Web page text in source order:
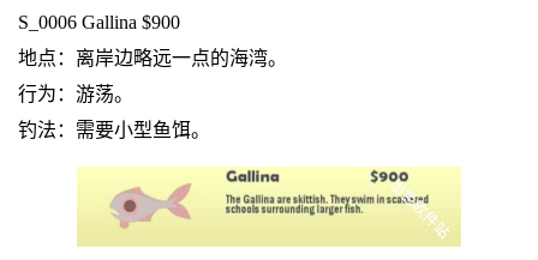
S_0006 Gallina $900
地点：离岸边略远一点的海湾。
行为：游荡。
钓法：需要小型鱼饵。